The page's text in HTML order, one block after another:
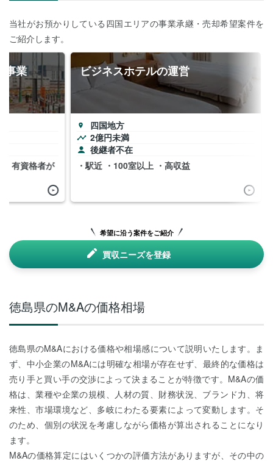
当社がお預かりしている四国エリアの事業承継・売却希望案件を
ご紹介します。
事業
有資格者が
ビジネスホテルの運営
四国地方
2億円未満
後継者不在
・駅近 ・100室以上 ・高収益
希望に沿う案件をご紹介
買収ニーズを登録
徳島県のM&Aの価格相場
徳島県のM&Aにおける価格や相場感について説明いたします。ま
ず、中小企業のM&Aには明確な相場が存在せず、最終的な価格は
売り手と買い手の交渉によって決まることが特徴です。M&Aの価
格は、業種や企業の規模、人材の質、財務状況、ブランド力、将
来性、市場環境など、多岐にわたる要素によって変動します。そ
のため、個別の状況を考慮しながら価格が算出されることになり
ます。
M&Aの価格算定にはいくつかの評価方法がありますが、その中の